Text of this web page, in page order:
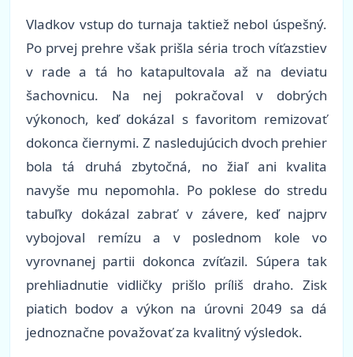
Vladkov vstup do turnaja taktiež nebol úspešný.
Po prvej prehre však prišla séria troch víťazstiev
v rade a tá ho katapultovala až na deviatu
šachovnicu. Na nej pokračoval v dobrých
výkonoch, keď dokázal s favoritom remizovať
dokonca čiernymi. Z nasledujúcich dvoch prehier
bola tá druhá zbytočná, no žiaľ ani kvalita
navyše mu nepomohla. Po poklese do stredu
tabuľky dokázal zabrať v závere, keď najprv
vybojoval remízu a v poslednom kole vo
vyrovnanej partii dokonca zvíťazil. Súpera tak
prehliadnutie vidličky prišlo príliš draho. Zisk
piatich bodov a výkon na úrovni 2049 sa dá
jednoznačne považovať za kvalitný výsledok.